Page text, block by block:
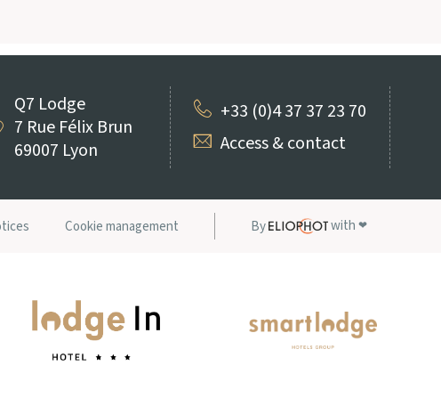
Q7 Lodge
7 Rue Félix Brun
69007 Lyon
+33 (0)4 37 37 23 70
Access & contact
Cookie management By with ❤